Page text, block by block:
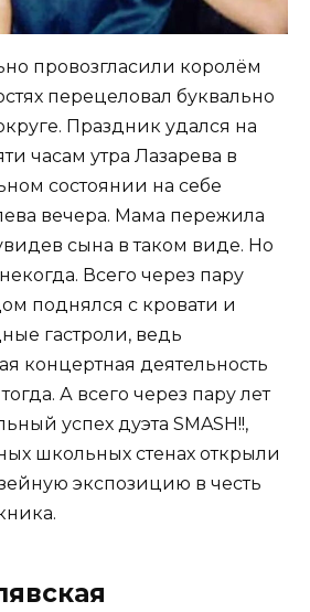
провозгласили королём
перецеловал буквально
Праздник удался на
часам утра Лазарева в
состоянии на себе
вечера. Мама пережила
сына в таком виде. Но
Всего через пару
поднялся с кровати и
гастроли, ведь
концертная деятельность
А всего через пару лет
успех дуэта SMASH!!,
школьных стенах открыли
экспозицию в честь